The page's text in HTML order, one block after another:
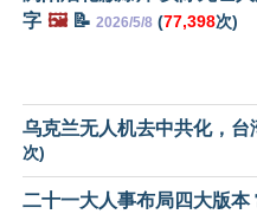
字 🖼️📝 2026/5/8 (77,398次)
乌克兰无人机去中共化，台
次)
二十一大人事布局四大版本